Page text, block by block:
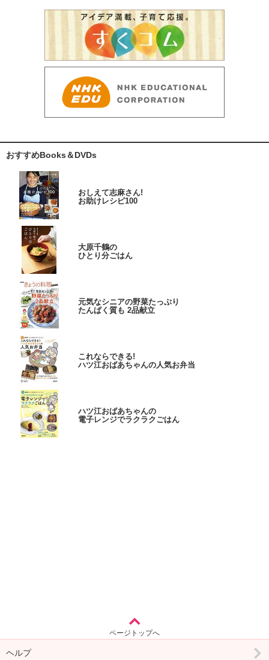
おすすめBooks＆DVDs
おしえて志麻さん!
お助けレシピ100
大原千鶴の
ひとり分ごはん
元気なシニアの野菜たっぷり
たんぱく質も 2品献立
これならできる!
ハツ江おばあちゃんの人気お弁当
ハツ江おばあちゃんの
電子レンジでラクラクごはん
ページトップへ
ヘルプ